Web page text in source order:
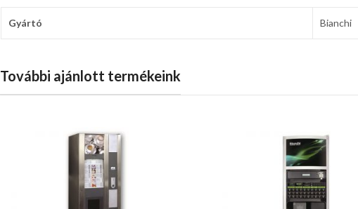
Gyártó Bianchi
További ajánlott termékeink